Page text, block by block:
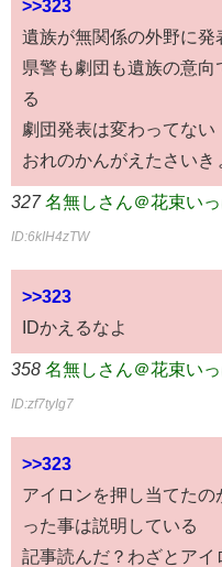
>>323
遺族が無関係の外野に発
県警も劇団も遺族の意
る
劇団発表は変わってない
おれのかんがえたさい
327 名無しさん＠花束いっ
ID:6kIH4zTW
>>323
IDかえるなよ
358 名無しさん＠花束いっ
ID:zf7tyIg7
>>323
アイロンを押し当てた
った事は説明している
記事読んだ？わざとアイ